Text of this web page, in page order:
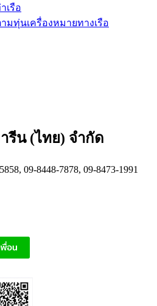
เรือ
มทุ่นเครื่องหมายทางเรือ
รีน (ไทย) จำกัด
09-8448-7878, 09-8473-1991